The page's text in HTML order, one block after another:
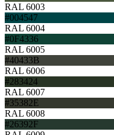
RAL 6003
#004547
RAL 6004
#0F4336
RAL 6005
#40433B
RAL 6006
#283424
RAL 6007
#35382E
RAL 6008
#26392F